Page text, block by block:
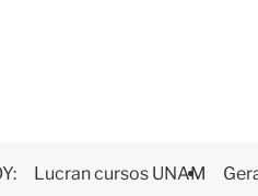
Lucran cursos UNAM